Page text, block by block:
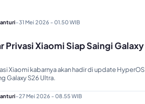
-31 Mei 2026 - 01.50 WIB
Privasi Xiaomi Siap Saingi
Xiaomi kabarnya akan hadir di update
Galaxy S26 Ultra.
-27 Mei 2026 - 08.55 WIB